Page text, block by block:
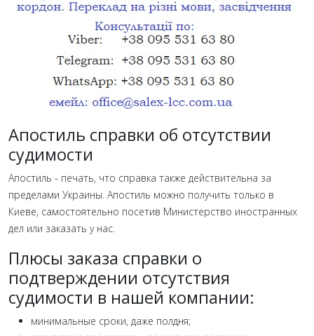
Апостиль справки об отсутствии
судимости
Апостиль - печать, что справка также действительна за
пределами Украины. Апостиль можно получить только в
Киеве, самостоятельно посетив Министерство иностранных
дел или заказать у нас.
Плюсы заказа справки о
подтверждении отсутствия
судимости в нашей компании:
минимальные сроки, даже полдня;